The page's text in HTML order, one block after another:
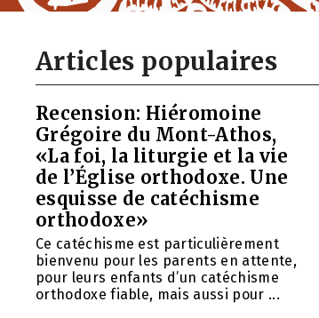
Articles populaires
Recension: Hiéromoine
Grégoire du Mont-Athos,
«La foi, la liturgie et la vie
de l’Église orthodoxe. Une
esquisse de catéchisme
orthodoxe»
Ce catéchisme est particulièrement
bienvenu pour les parents en attente,
pour leurs enfants d’un catéchisme
orthodoxe fiable, mais aussi pour ...